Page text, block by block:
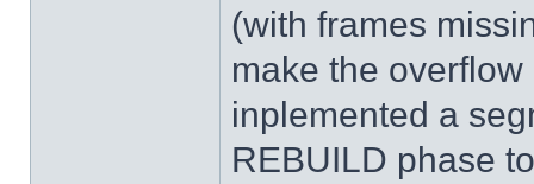
(with frames
make the
inplemented a
REBUILD phase